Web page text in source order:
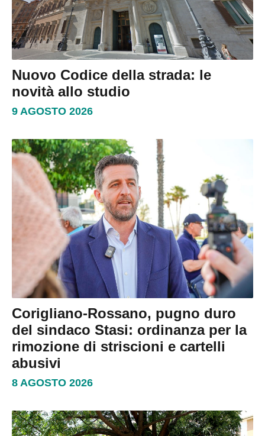
Nuovo Codice della strada: le
novità allo studio
9 AGOSTO 2026
Corigliano-Rossano, pugno duro
del sindaco Stasi: ordinanza per la
rimozione di striscioni e cartelli
abusivi
8 AGOSTO 2026